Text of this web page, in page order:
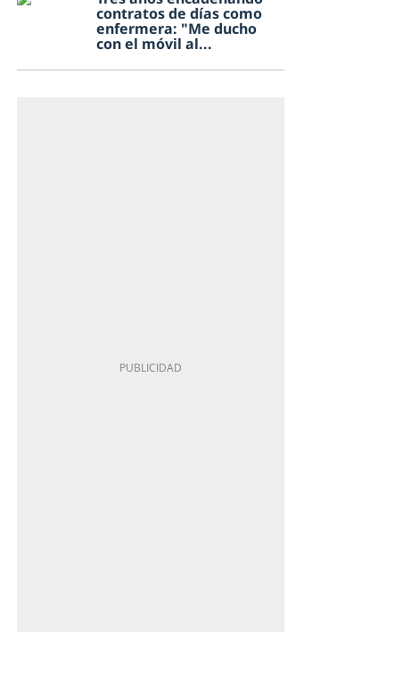
contratos de días como
enfermera: "Me ducho
con el móvil al...